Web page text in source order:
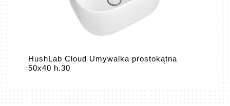
HushLab Cloud Umywalka prostokątna
50x40 h.30